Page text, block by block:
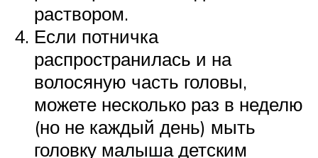
раствором.
Если потничка
распространилась и на
волосяную часть головы,
можете несколько раз в неделю
(но не каждый день) мыть
головку малыша детским